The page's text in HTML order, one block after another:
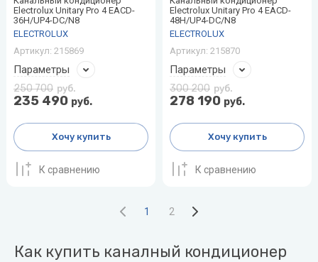
Electrolux Unitary Pro 4 EACD-
36H/UP4-DC/N8
ELECTROLUX
Артикул: 215869
Параметры
250 700 руб.
235 490 руб.
Хочу купить
К сравнению
Electrolux Unitary Pro 4 EACD-
48H/UP4-DC/N8
ELECTROLUX
Артикул: 215870
Параметры
300 200 руб.
278 190 руб.
Хочу купить
К сравнению
1 2
Как купить каналный кондиционер